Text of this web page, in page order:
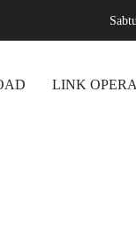
sari jati agung lampung
Sabtu,
LINK